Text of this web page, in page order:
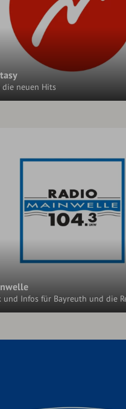
neuen Hits
und Infos für Bayreuth und die